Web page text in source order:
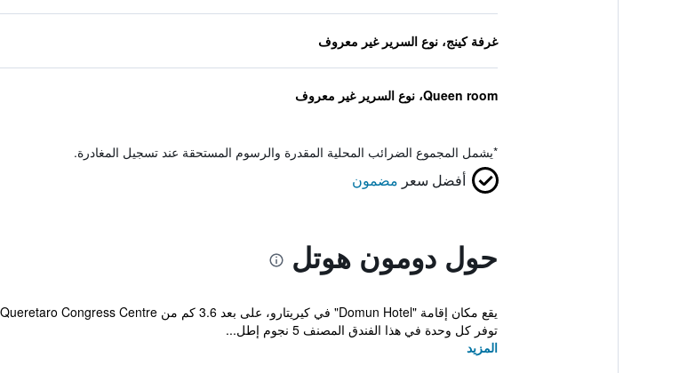
غرفة كينج، نوع السرير غير معروف
Queen room، نوع السرير غير معروف
*يشمل المجموع الضرائب المحلية المقدرة والرسوم المستحقة عند تسجيل المغادرة.
أفضل سعر مضمون
حول دومون هوتل
توفر كل وحدة في هذا الفندق المصنف 5 نجوم إطل...
المزيد